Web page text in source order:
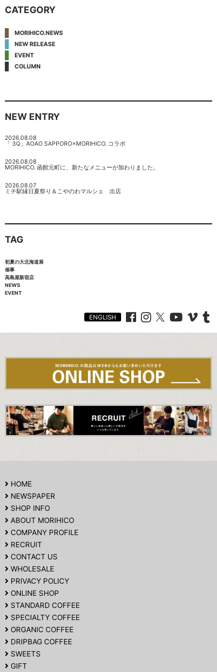
CATEGORY
MORIHICO.NEWS
NEW RELEASE
EVENT
COLUMN
NEW ENTRY
2026.08.08
「 3Q」AOAO SAPPORO×MORIHICO. コラボ
2026.08.08
MORIHICO. 函館元町に、新たなメニューが加わりました。
2026.08.07
ミチ駅縁日夏祭り＆こやのわマルシェ 出店
TAG
初夏の大北海道展
催事
高島屋新宿店
NEWS
EVENT
ENGLISH
HOME
NEWSPAPER
SHOP INFO
ABOUT MORIHICO
COMPANY PROFILE
RECRUIT
CONTACT US
WHOLESALE
PRIVACY POLICY
ONLINE SHOP
STANDARD COFFEE
SPECIALTY COFFEE
ORGANIC COFFEE
DRIPBAG COFFEE
SWEETS
GIFT